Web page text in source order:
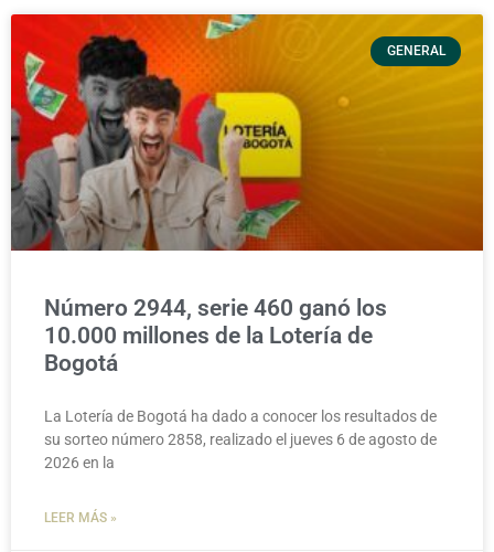
GENERAL
Número 2944, serie 460 ganó los
10.000 millones de la Lotería de
Bogotá
La Lotería de Bogotá ha dado a conocer los resultados de
su sorteo número 2858, realizado el jueves 6 de agosto de
2026 en la
LEER MÁS »